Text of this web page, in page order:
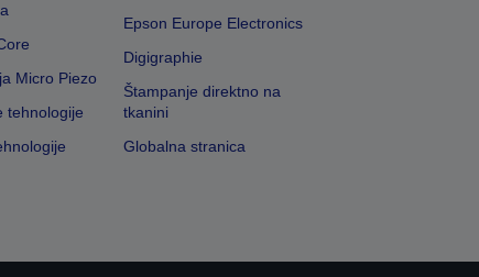
Micro Piezo
tehnologije
Epson Europe Electronics
Digigraphie
Štampanje direktno na
tkanini
Globalna stranica